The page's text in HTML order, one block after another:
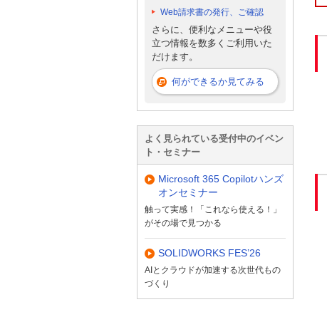
Web請求書の発行、ご確認
さらに、便利なメニューや役
立つ情報を数多くご利用いた
だけます。
何ができるか見てみる
よく見られている受付中のイベン
ト・セミナー
Microsoft 365 Copilotハンズ
オンセミナー
触って実感！「これなら使える！」
がその場で見つかる
SOLIDWORKS FES’26
AIとクラウドが加速する次世代もの
づくり